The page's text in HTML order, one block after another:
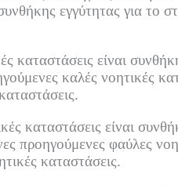
εγγύτητας για το
καταστάσεις είναι
καλές νοητικές
καταστάσεις είναι
προηγούμενες φαύλες
καταστάσεις.